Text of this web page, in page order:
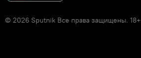
© 2026 Sputnik Все права защищены. 18+